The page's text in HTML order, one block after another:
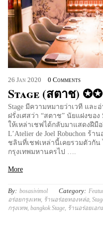
26 Jan 2020 0 Comments
Stage (สตาช)
Stage มีความหมายว่าเวที และ
ฝรั่งเศสว่า “สตาช” นัยแฝงของ
ให้เหล่าเชฟได้กลับมาแสดงฝีมื
L’Atelier de Joel Robuchon ร้
ชลินที่เชฟเหล่านี้เคยรวมตัวกัน
กรุงเทพมหานครไป ….
More
By: bosasivimol Category:
อร่อยกรุงเทพ, ร้านอร่อยทองหล่อ,
กรุงเทพ, bangkok Stage, ร้านอร่อยเอก